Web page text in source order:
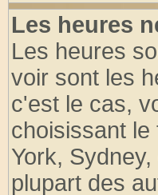
Les heures
Les heures
voir sont les
c'est le cas,
choisissant
York,
plupart des